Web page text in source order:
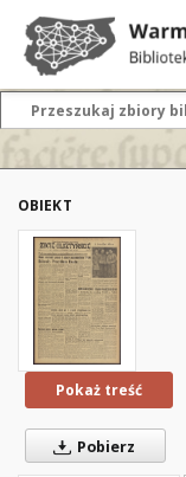
OBIEKT
Pokaż treść
Pobierz